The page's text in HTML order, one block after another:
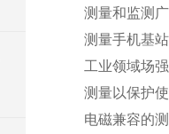
测量和监测
测量手机基
工业领域场
测量以保护
电磁兼容的